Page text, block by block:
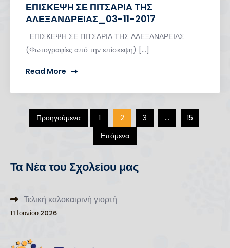
ΕΠΙΣΚΕΨΗ ΣΕ ΠΙΤΣΑΡΙΑ ΤΗΣ
ΑΛΕΞΑΝΔΡΕΙΑΣ_03-11-2017
ΕΠΙΣΚΕΨΗ ΣΕ ΠΙΤΣΑΡΙΑ ΤΗΣ ΑΛΕΞΑΝΔΡΕΙΑΣ
(Φωτογραφίες από την επίσκεψη) […]
Read More
Σελιδοποίηση
Προηγούμενα 1 2 3 …
15
Επόμενα
Τα Νέα του Σχολείου μας
Τελική καλοκαιρινή γιορτή
11 Ιουνίου 2026